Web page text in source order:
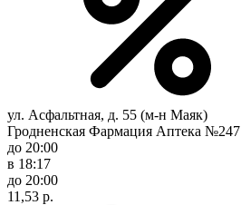
ул. Асфальтная, д. 55 (м-н Маяк)
Гродненская Фармация Аптека №247
до 20:00
в 18:17
до 20:00
11,53 р.